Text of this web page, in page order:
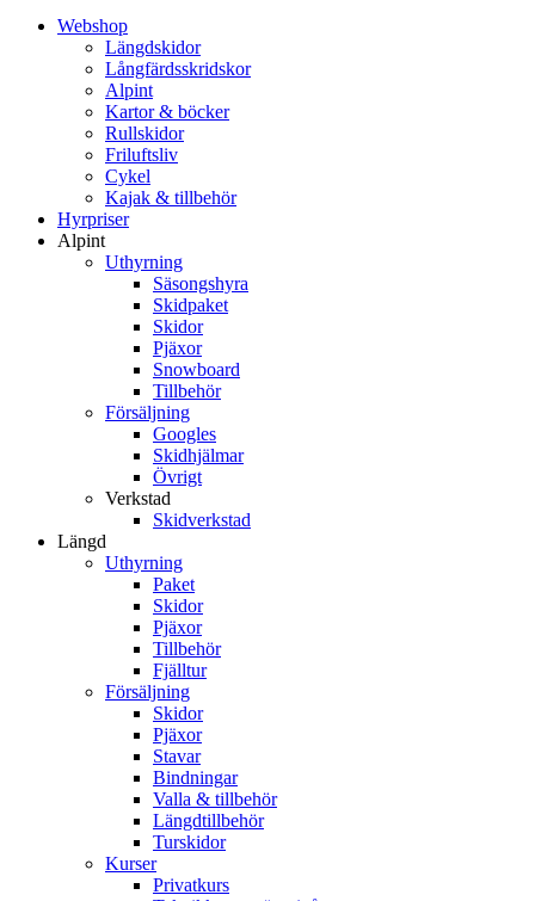
Webshop
Längdskidor
Långfärdsskridskor
Alpint
Kartor & böcker
Rullskidor
Friluftsliv
Cykel
Kajak & tillbehör
Hyrpriser
Alpint
Uthyrning
Säsongshyra
Skidpaket
Skidor
Pjäxor
Snowboard
Tillbehör
Försäljning
Googles
Skidhjälmar
Övrigt
Verkstad
Skidverkstad
Längd
Uthyrning
Paket
Skidor
Pjäxor
Tillbehör
Fjälltur
Försäljning
Skidor
Pjäxor
Stavar
Bindningar
Valla & tillbehör
Längdtillbehör
Turskidor
Kurser
Privatkurs